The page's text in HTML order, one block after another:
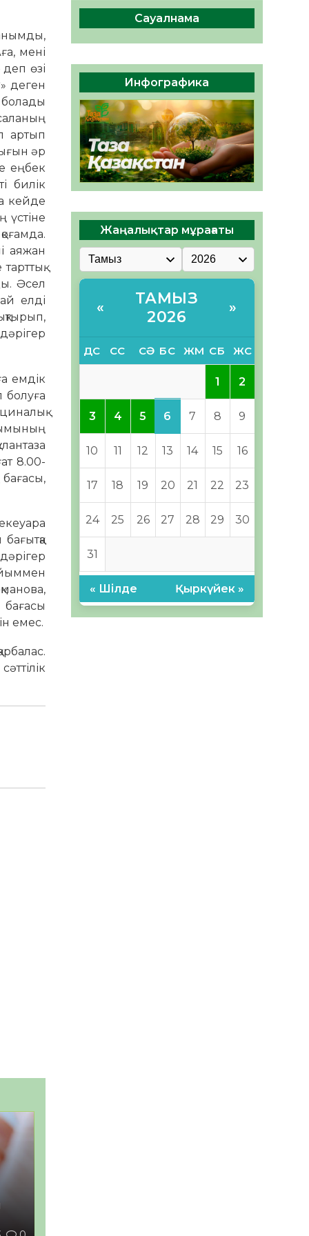
мені
өзі
деген
болады
артып
әр
еңбек
билік
кейде
үстіне
аяжан
Әсел
елді
емдік
болуға
8.00-
бағасы,
емес.
Үкіметтік емес ұйымдарға
арналған сыйлықақы
конкурсына өтінім қабылдау
басталды
04.08.2026 44 0
Сауалнама
Инфографика
Жаңалықтар мұрағаты
«
ТАМЫЗ
2026
»
ДС СС СӘ БС ЖМ СБ ЖС
1 2
3 4 5 6 7 8 9
10 11 12 13 14 15 16
17 18 19 20 21 22 23
24 25 26 27 28 29 30
31
« Шілде Қыркүйек »